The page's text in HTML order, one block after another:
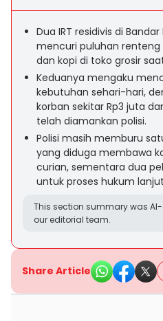
Dua IRT residivis di
mencuri puluhan
dan kopi di toko grosir
Keduanya mengaku
kebutuhan sehari-hari,
korban sekitar Rp3 juta
telah diamankan polisi.
Polisi masih memburu
yang diduga membawa
curian, sementara dua
untuk proses hukum
This section summary was
our editorial team.
Share Article